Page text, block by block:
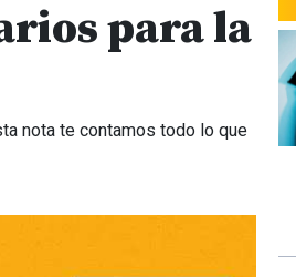
para la
nota te contamos todo lo que